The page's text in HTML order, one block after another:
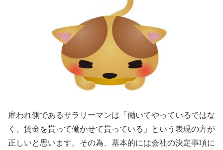
雇われ側であるサラリーマンは「働いてやっているではな
く、賃金を貰って働かせて貰っている」という表現の方が
正しいと思います。その為、基本的には会社の決定事項に